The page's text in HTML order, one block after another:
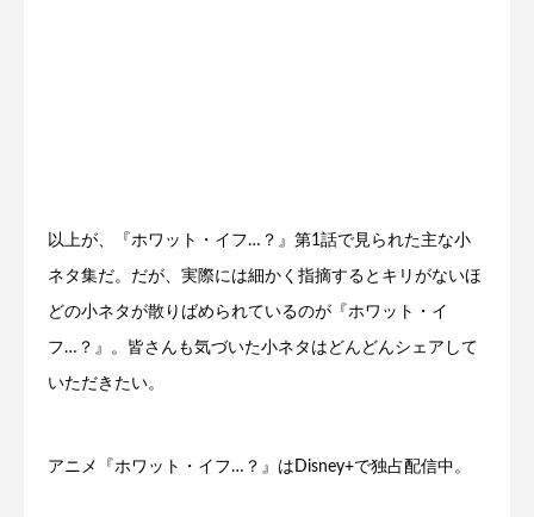
以上が、『ホワット・イフ…？』第1話で見られた主な小
ネタ集だ。だが、実際には細かく指摘するとキリがないほ
どの小ネタが散りばめられているのが『ホワット・イ
フ…？』。皆さんも気づいた小ネタはどんどんシェアして
いただきたい。
アニメ『ホワット・イフ…？』はDisney+で独占配信中。